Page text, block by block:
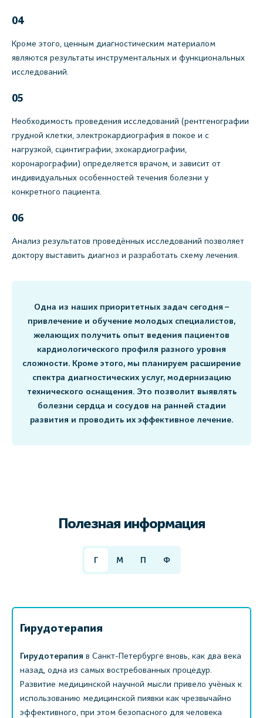
04
Кроме этого, ценным диагностическим материалом
являются результаты инструментальных и функциональных
исследований.
05
Необходимость проведения исследований (рентгенографии
грудной клетки, электрокардиография в покое и с
нагрузкой, сцинтиграфии, эхокардиографии,
коронарографии) определяется врачом, и зависит от
индивидуальных особенностей течения болезни у
конкретного пациента.
06
Анализ результатов проведённых исследований позволяет
доктору выставить диагноз и разработать схему лечения.
Одна из наших приоритетных задач сегодня –
привлечение и обучение молодых специалистов,
желающих получить опыт ведения пациентов
кардиологического профиля разного уровня
сложности. Кроме этого, мы планируем расширение
спектра диагностических услуг, модернизацию
технического оснащения. Это позволит выявлять
болезни сердца и сосудов на ранней стадии
развития и проводить их эффективное лечение.
Полезная информация
Г М П Ф
Гирудотерапия
Гирудотерапия в Санкт-Петербурге вновь, как два века
назад, одна из самых востребованных процедур.
Развитие медицинской научной мысли привело учёных к
использованию медицинской пиявки как чрезвычайно
эффективного, при этом безопасного для человека